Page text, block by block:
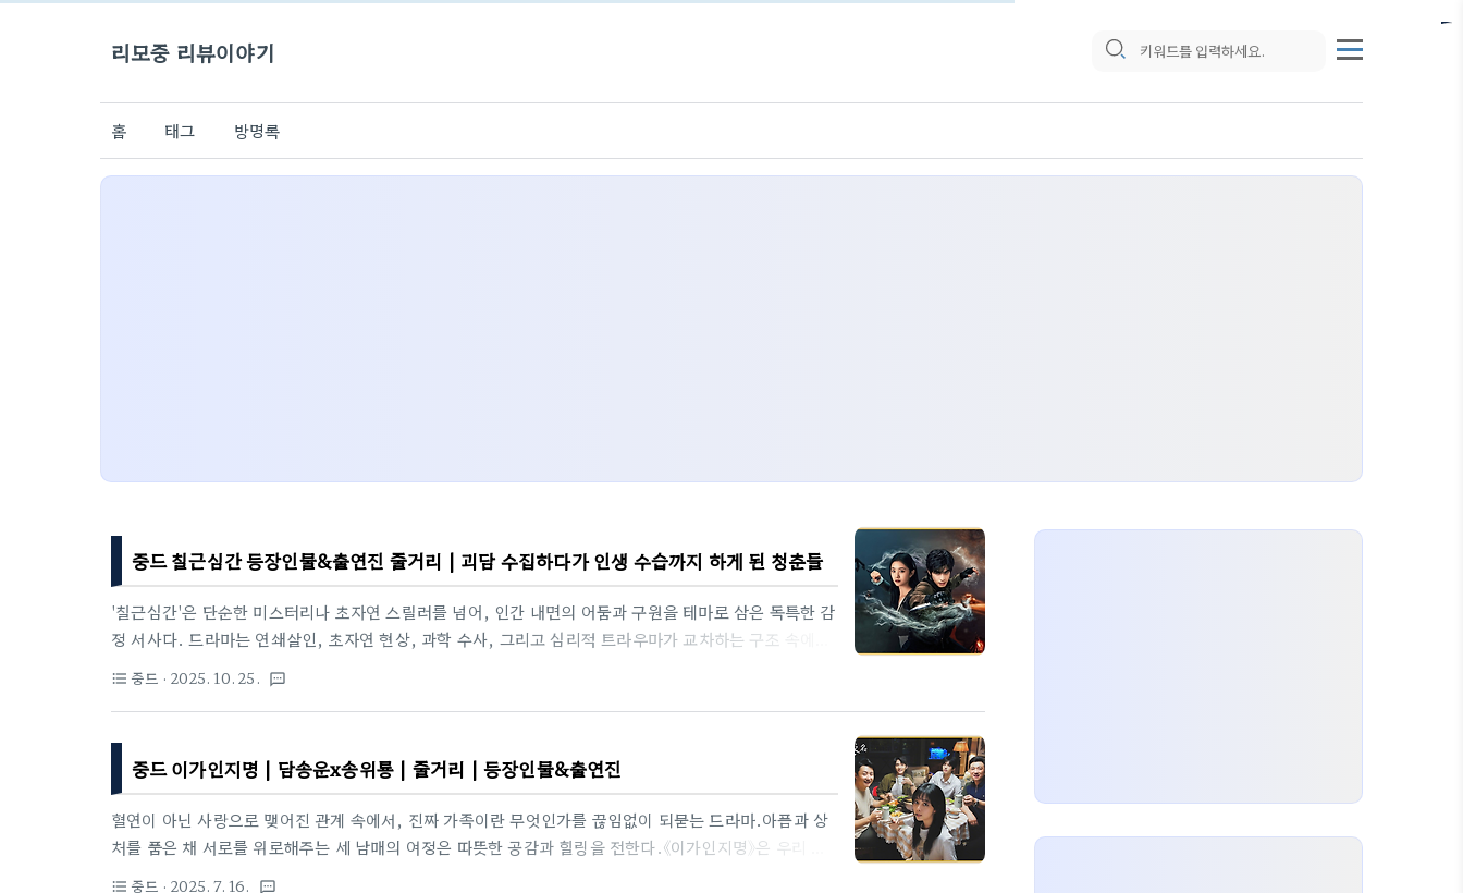
리모중 리뷰이야기
홈 태그 방명록
중드 칠근심간 등장인물&출연진 줄거리 | 괴담 수집하다가 인생 수습까지 하게 된 청춘들
'칠근심간'은 단순한 미스터리나 초자연 스릴러를 넘어, 인간 내면의 어둠과 구원을 테마로 삼은 독특한 감
정 서사다. 드라마는 연쇄살인, 초자연 현상, 과학 수사, 그리고 심리적 트라우마가 교차하는 구조 속에서
현대판 요괴설화처럼 흥미롭고, 다섯 주인공이 서로의 결핍을 메우며 팀으로 성장해가는 과정은 청춘 어드
의 가장 큰 매력이다.칠근심간 기본정보유쿠 코리아 칠근심간 티저영상 제목: 칠근심간(七根心简)장르:
판타지, 어드벤처원작: 칠근흉간(七根凶简)각본: 이천(李倩), 소지요(肖志瑶), 대정양(戴正阳)..
format_list_bulleted 중드 · 2025. 10. 25. textsms
중드 이가인지명 | 담송운x송위룡 | 줄거리 | 등장인물&출연진
혈연이 아닌 사랑으로 맺어진 관계 속에서, 진짜 가족이란 무엇인가를 끊임없이 되묻는 드라마.아픔과 상
처를 품은 채 서로를 위로해주는 세 남매의 여정은 따뜻한 공감과 힐링을 전한다.《이가인지명》은 우리 모
format_list_bulleted 중드 · 2025. 7. 16. textsms